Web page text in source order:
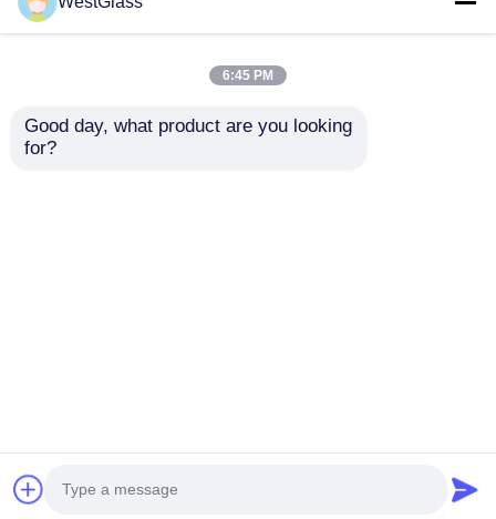
Rollo de tinte nano
Rechazo térmico
Shandong West Glass Products Co., Ltd.. All
6:45 PM
Good day, what product are you looking
for?